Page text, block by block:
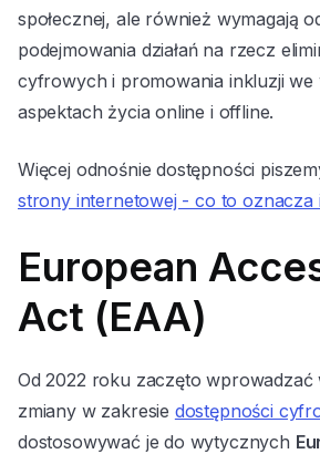
społecznej, ale również wymagają
podejmowania działań na rzecz
cyfrowych i promowania inkluzji we
aspektach życia online i offline.
Więcej odnośnie dostępności
strony internetowej - co to oznacza
European
Act (EAA)
Od 2022 roku zaczęto wprowadzać
zmiany w zakresie dostępności
dostosowywać je do wytycznych